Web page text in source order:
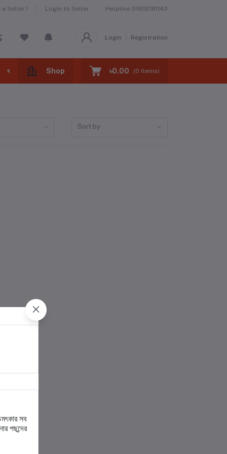
a Seller ! Login to Seller Helpline 01602181143
Login Registration
ঘরের বাজার -home market ঝটপট খাবার -fast foods
Shop ৳0.00 (0 Items)
Sort by
সব
পছন্দের